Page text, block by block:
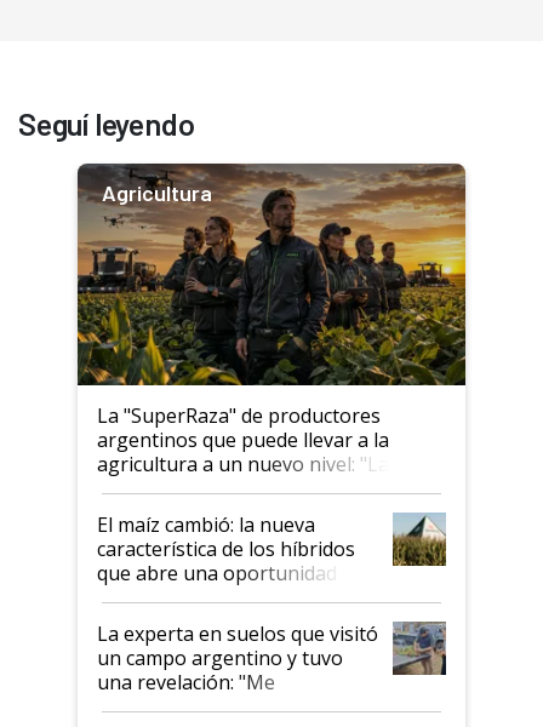
Seguí leyendo
Agricultura
La "SuperRaza" de productores
argentinos que puede llevar a la
agricultura a un nuevo nivel: "Las
posibilidades de crecimiento son
infinitas"
El maíz cambió: la nueva
característica de los híbridos
que abre una oportunidad en
el lote
La experta en suelos que visitó
un campo argentino y tuvo
una revelación: "Me
impresionó mucho"